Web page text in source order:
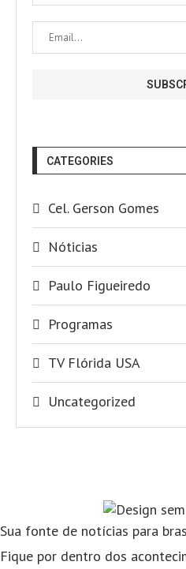
CATEGORIES
Cel. Gerson Gomes
Nóticias
Paulo Figueiredo
Programas
TV Flórida USA
Uncategorized
Sua fonte de notícias para
Fique por dentro dos